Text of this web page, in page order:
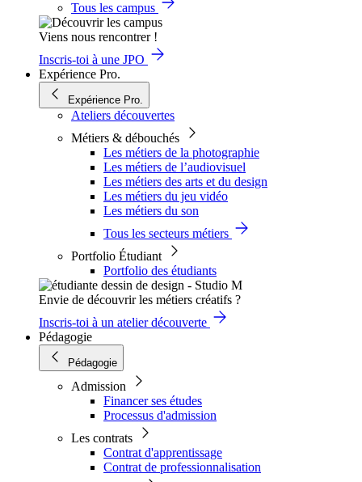
Tous les campus
Viens nous rencontrer !
Inscris-toi à une JPO
Expérience Pro.
Expérience Pro.
Ateliers découvertes
Métiers & débouchés
Les métiers de la photographie
Les métiers de l’audiovisuel
Les métiers des arts et du design
Les métiers du jeu vidéo
Les métiers du son
Tous les secteurs métiers
Portfolio Étudiant
Portfolio des étudiants
Envie de découvrir les métiers créatifs ?
Inscris-toi à un atelier découverte
Pédagogie
Pédagogie
Admission
Financer ses études
Processus d'admission
Les contrats
Contrat d'apprentissage
Contrat de professionnalisation